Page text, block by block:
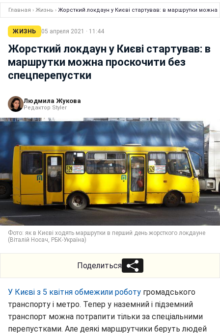
Главная › Жизнь › Жорсткий локдаун у Києві стартував: в маршрутки
ЖИЗНЬ 05 апреля 2021 · 11:44
Жорсткий локдаун у Києві стартував: в
маршрутки можна проскочити без
спецперепустки
Людмила Жукова
Редактор Styler
Фото: як в Києві ходять маршрутки в перший день жорсткого локдаунe
(Віталій Носач, РБК-Україна)
Поделиться
У Києві з 5 квітня обмежили роботу громадського
транспорту і метро. Тепер у наземний і підземний
транспорт можна потрапити тільки за спеціальними
перепустками. Але деякі маршрутчики беруть людей